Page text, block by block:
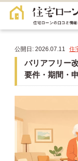
公開日: 2026.07.11 住
バリアフリー
要件・期間・